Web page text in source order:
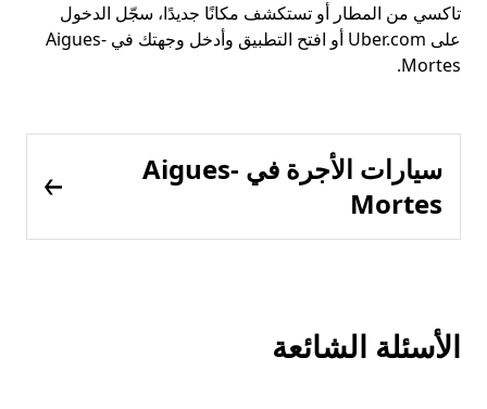
تاكسي من المطار أو تستكشف مكانًا جديدًا، سجّل الدخول
على Uber.com أو افتح التطبيق وأدخل وجهتك في Aigues-
Mortes.
سيارات الأجرة في Aigues-
Mortes
الأسئلة الشائعة